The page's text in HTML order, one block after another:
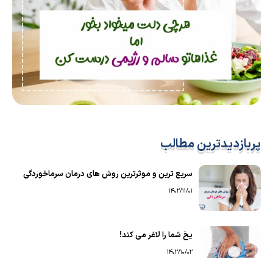
پربازدیدترین مطالب
سریع ترین و موثرترین روش های درمان سرماخوردگی
1402/11/01
یخ شما را لاغر می کند!
1402/10/02